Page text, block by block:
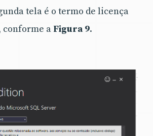
tela é o termo de licença
conforme a Figura 9.